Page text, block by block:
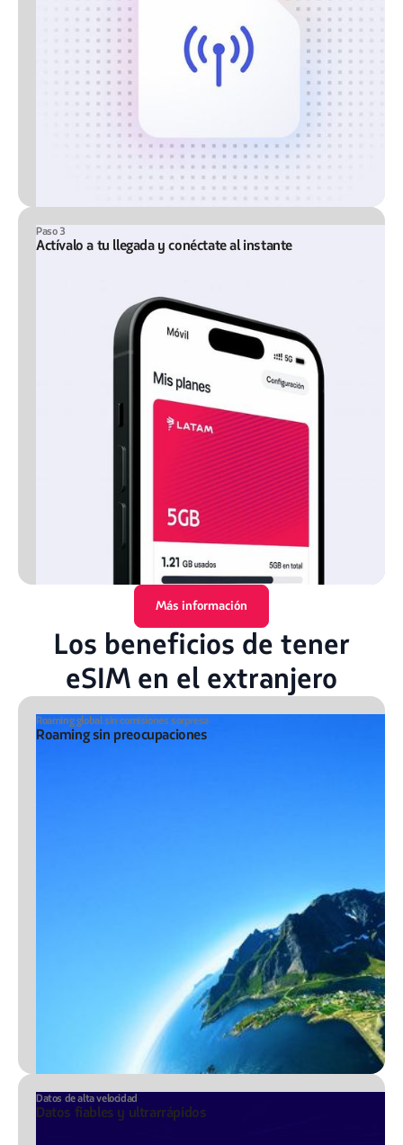
Paso 3
Actívalo a tu llegada y conéctate al instante
Más información
Los beneficios de tener
eSIM en el extranjero
Roaming global sin comisiones sorpresa
Roaming sin preocupaciones
Datos de alta velocidad
Datos fiables y ultrarrápidos